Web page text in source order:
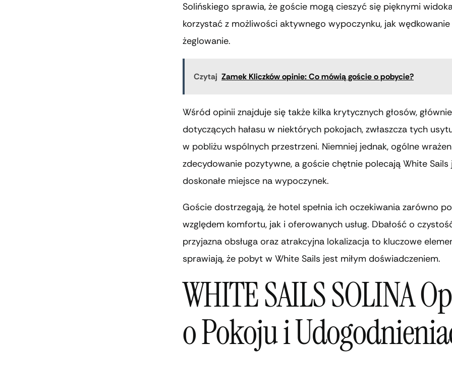
Solińskiego sprawia, że goście mogą cieszyć się pięknymi
korzystać z możliwości aktywnego wypoczynku, jak
żeglowanie.
Czytaj Zamek Kliczków opinie: Co mówią goście o pobycie?
Wśród opinii znajduje się także kilka krytycznych głosów, głównie
dotyczących hałasu w niektórych pokojach, zwłaszcza tych
w pobliżu wspólnych przestrzeni. Niemniej jednak, ogólne
zdecydowanie pozytywne, a goście chętnie polecają White Sails
doskonałe miejsce na wypoczynek.
Goście dostrzegają, że hotel spełnia ich oczekiwania zarówno
względem komfortu, jak i oferowanych usług. Dbałość o
przyjazna obsługa oraz atrakcyjna lokalizacja to kluczowe
sprawiają, że pobyt w White Sails jest miłym doświadczeniem.
WHITE SAILS SOLINA
o Pokoju i